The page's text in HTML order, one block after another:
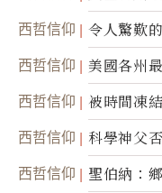
西哲信仰 令人驚歎
西哲信仰 美國各州
西哲信仰 被時間凍
西哲信仰
科學神父
靈
西哲信仰 聖伯納：